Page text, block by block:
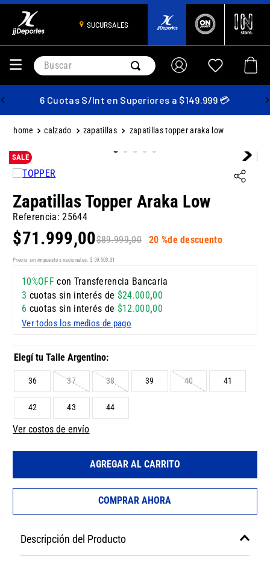
SUCURSALES
Buscar
6 Cuotas S/Int en Superiores a $149.999 💳
calzado zapatillas zapatillas topper araka low
SALE
Zapatillas Topper Araka Low
Referencia:25644
$89.999,00
$71.999,00 20 %de descuento
Precio sin impuestos nacionales: $ 59.503,31
10%OFFcon Transferencia Bancaria
3 cuotas sin interés de $24.000,00
6 cuotas sin interés de $12.000,00
Ver todos los medios de pago
36 37 38 39 40 41
42 43 44
Ver costos de envío
AGREGAR AL CARRITO
COMPRAR AHORA
Descripción del Producto